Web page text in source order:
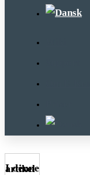
I denne artikel